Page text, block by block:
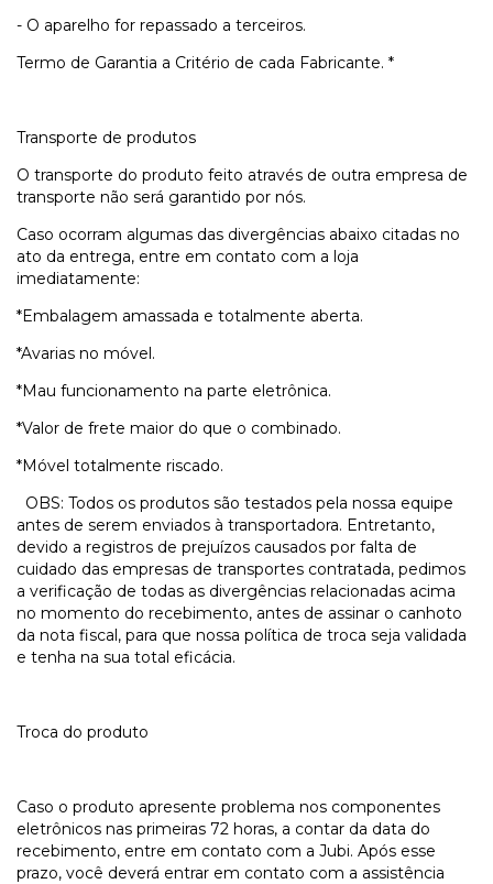
- O aparelho for repassado a terceiros.
Termo de Garantia a Critério de cada Fabricante. *
Transporte de produtos
O transporte do produto feito através de outra empresa de
transporte não será garantido por nós.
Caso ocorram algumas das divergências abaixo citadas no
ato da entrega, entre em contato com a loja
imediatamente:
*Embalagem amassada e totalmente aberta.
*Avarias no móvel.
*Mau funcionamento na parte eletrônica.
*Valor de frete maior do que o combinado.
*Móvel totalmente riscado.
OBS: Todos os produtos são testados pela nossa equipe
antes de serem enviados à transportadora. Entretanto,
devido a registros de prejuízos causados por falta de
cuidado das empresas de transportes contratada, pedimos
a verificação de todas as divergências relacionadas acima
no momento do recebimento, antes de assinar o canhoto
da nota fiscal, para que nossa política de troca seja validada
e tenha na sua total eficácia.
Troca do produto
Caso o produto apresente problema nos componentes
eletrônicos nas primeiras 72 horas, a contar da data do
recebimento, entre em contato com a Jubi. Após esse
prazo, você deverá entrar em contato com a assistência